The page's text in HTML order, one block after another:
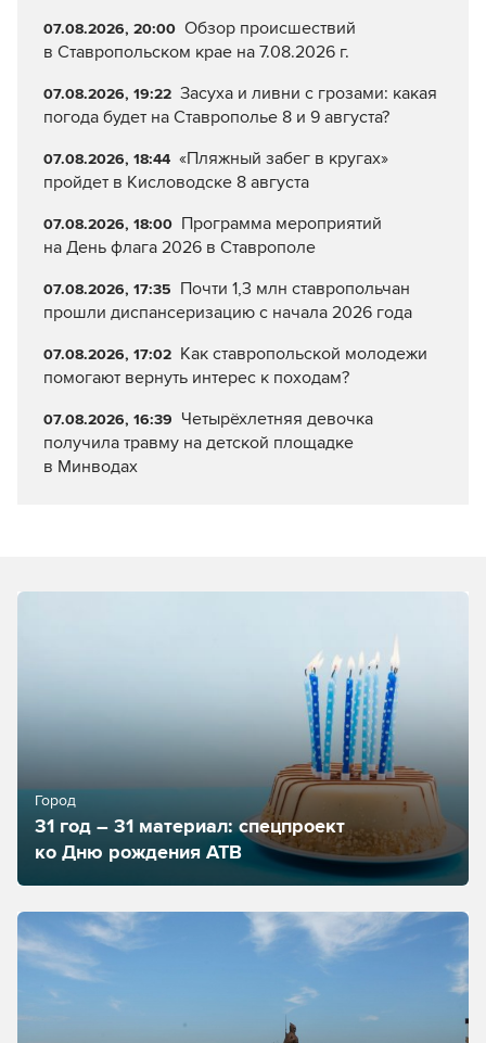
07.08.2026, 20:00 Обзор происшествий
в Ставропольском крае на 7.08.2026 г.
07.08.2026, 19:22 Засуха и ливни с грозами: какая
погода будет на Ставрополье 8 и 9 августа?
07.08.2026, 18:44 «Пляжный забег в кругах»
пройдет в Кисловодске 8 августа
07.08.2026, 18:00 Программа мероприятий
на День флага 2026 в Ставрополе
07.08.2026, 17:35 Почти 1,3 млн ставропольчан
прошли диспансеризацию с начала 2026 года
07.08.2026, 17:02 Как ставропольской молодежи
помогают вернуть интерес к походам?
07.08.2026, 16:39 Четырёхлетняя девочка
получила травму на детской площадке
в Минводах
Город
31 год – 31 материал: спецпроект
ко Дню рождения АТВ